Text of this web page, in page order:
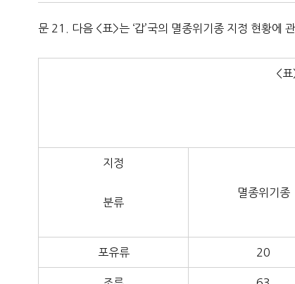
문 21. 다음 <표>는 ‘갑’국의 멸종위기종 지정 현황에
<
지정
분류
멸종위기종
포유류 20